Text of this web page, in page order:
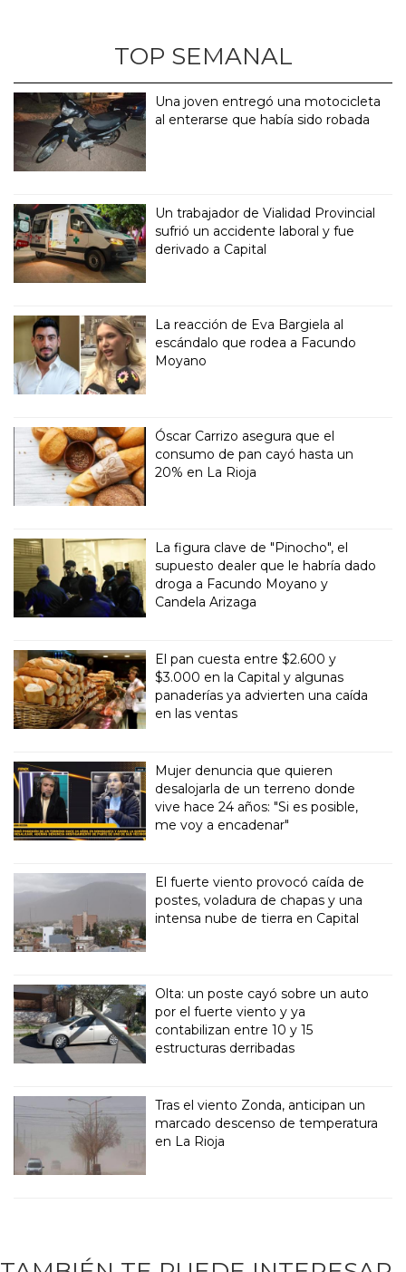
TOP SEMANAL
Una joven entregó una motocicleta
al enterarse que había sido robada
Un trabajador de Vialidad Provincial
sufrió un accidente laboral y fue
derivado a Capital
La reacción de Eva Bargiela al
escándalo que rodea a Facundo
Moyano
Óscar Carrizo asegura que el
consumo de pan cayó hasta un
20% en La Rioja
La figura clave de "Pinocho", el
supuesto dealer que le habría dado
droga a Facundo Moyano y
Candela Arizaga
El pan cuesta entre $2.600 y
$3.000 en la Capital y algunas
panaderías ya advierten una caída
en las ventas
Mujer denuncia que quieren
desalojarla de un terreno donde
vive hace 24 años: "Si es posible,
me voy a encadenar"
El fuerte viento provocó caída de
postes, voladura de chapas y una
intensa nube de tierra en Capital
Olta: un poste cayó sobre un auto
por el fuerte viento y ya
contabilizan entre 10 y 15
estructuras derribadas
Tras el viento Zonda, anticipan un
marcado descenso de temperatura
en La Rioja